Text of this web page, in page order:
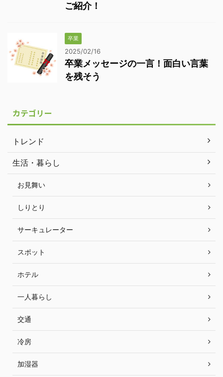
ご紹介！
卒業
2025/02/16
卒業メッセージの一言！面白い言葉
を残そう
カテゴリー
トレンド
生活・暮らし
お見舞い
しりとり
サーキュレーター
スポット
ホテル
一人暮らし
交通
冷房
加湿器